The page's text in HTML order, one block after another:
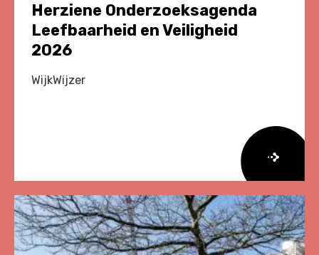
Herziene Onderzoeksagenda
Leefbaarheid en Veiligheid
2026
WijkWijzer
meer
over
Herziene